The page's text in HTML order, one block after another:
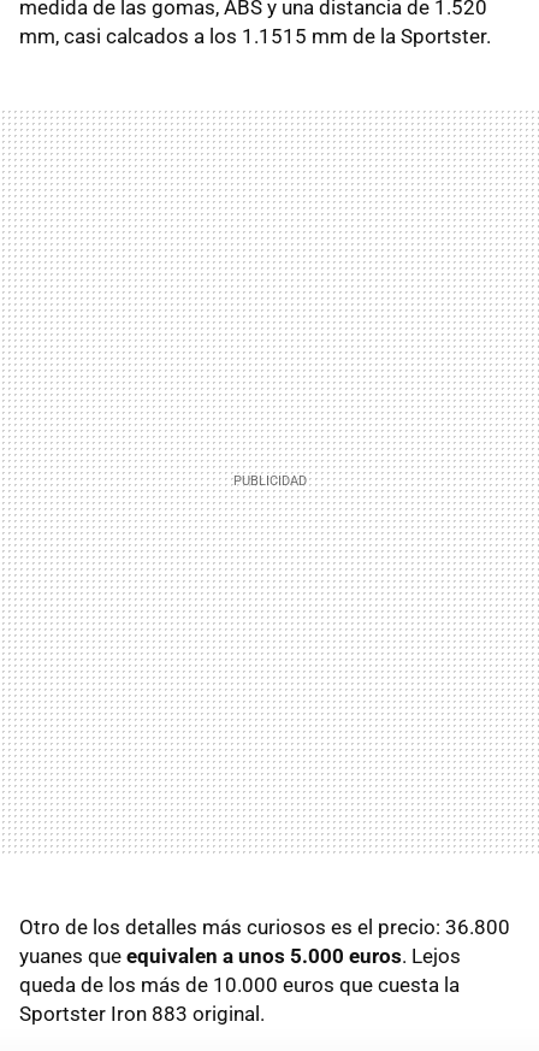
medida de las gomas, ABS y una distancia de 1.520
mm, casi calcados a los 1.1515 mm de la Sportster.
Otro de los detalles más curiosos es el precio: 36.800
yuanes que equivalen a unos 5.000 euros. Lejos
queda de los más de 10.000 euros que cuesta la
Sportster Iron 883 original.